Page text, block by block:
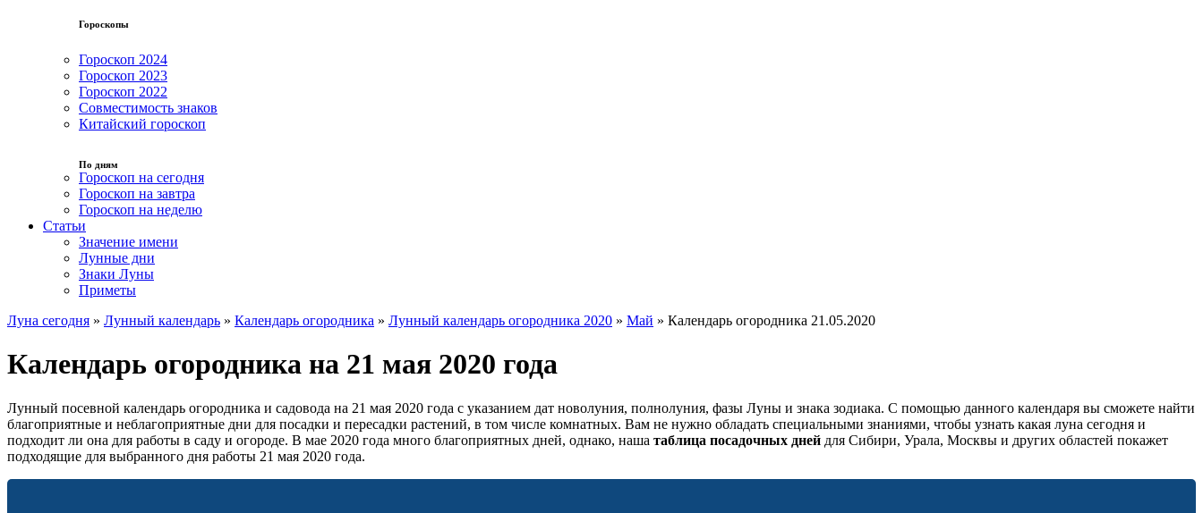
Гороскопы
Гороскоп 2024
Гороскоп 2023
Гороскоп 2022
Совместимость знаков
Китайский гороскоп
По дням
Гороскоп на сегодня
Гороскоп на завтра
Гороскоп на неделю
Статьи
Значение имени
Лунные дни
Знаки Луны
Приметы
Луна сегодня » Лунный календарь » Календарь огородника » Лунный календарь огородника 2020 » Май » Календарь огородника 21.05.2020
Календарь огородника на 21 мая 2020 года
Лунный посевной календарь огородника и садовода на 21 мая 2020 года с указанием дат новолуния, полнолуния, фазы Луны и знака зодиака. С помощью данного календаря вы сможете найти
благоприятные и неблагоприятные дни для посадки и пересадки растений, в том числе комнатных. Вам не нужно обладать специальными знаниями, чтобы узнать какая луна сегодня и
подходит ли она для работы в саду и огороде. В мае 2020 года много благоприятных дней, однако, наша таблица посадочных дней для Сибири, Урала, Москвы и других областей покажет
подходящие для выбранного дня работы 21 мая 2020 года.